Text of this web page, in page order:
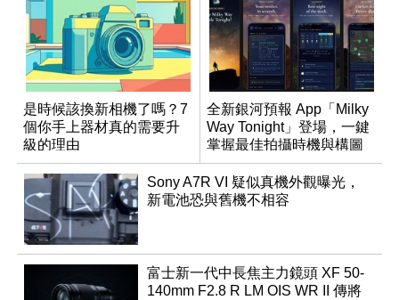
是時候該換新相機了嗎？7
個你手上器材真的需要升
級的理由
全新銀河預報 App「Milky
Way Tonight」登場，一鍵
掌握最佳拍攝時機與構圖
Sony A7R VI 疑似真機外觀曝光，
新電池恐與舊機不相容
富士新一代中長焦主力鏡頭 XF 50-
140mm F2.8 R LM OIS WR II 傳將